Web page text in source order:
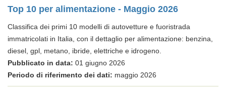
Top 10 per alimentazione - Maggio 2026
Classifica dei primi 10 modelli di autovetture e fuoristrada
immatricolati in Italia, con il dettaglio per alimentazione: benzina,
diesel, gpl, metano, ibride, elettriche e idrogeno.
Pubblicato in data: 01 giugno 2026
Periodo di riferimento dei dati: maggio 2026